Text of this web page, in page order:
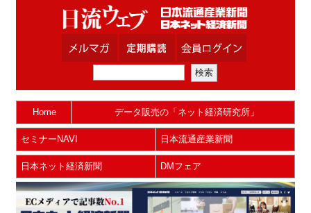
Home データ販売の「ネット経済研究所」
セミナーNAVI 日本流通産業新聞
日本ネット経済新聞 DMフェア